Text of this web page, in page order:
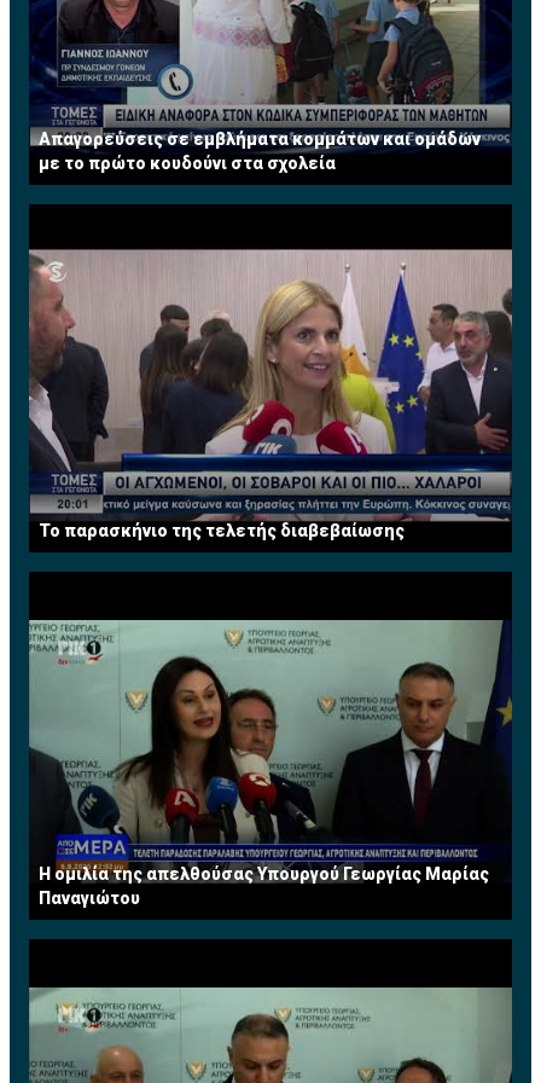
Απαγορεύσεις σε εμβλήματα κομμάτων και ομάδων
με το πρώτο κουδούνι στα σχολεία
Το παρασκήνιο της τελετής διαβεβαίωσης
Η ομιλία της απελθούσας Υπουργού Γεωργίας Μαρίας
Παναγιώτου